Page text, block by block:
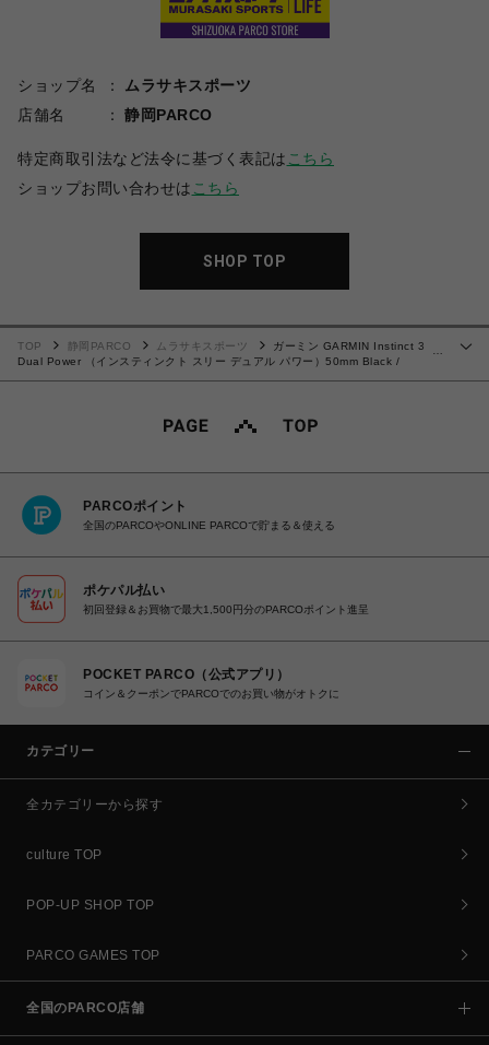
ショップ名
ムラサキスポーツ
店舗名
静岡PARCO
特定商取引法など法令に基づく表記は こちら
ショップお問い合わせは こちら
SHOP TOP
TOP 静岡PARCO ムラサキスポーツ
ガーミン GARMIN Instinct 3
Dual Power （インスティンクト スリー デュアル パワー）50mm Black /
PARCOポイント
全国のPARCOやONLINE PARCOで貯まる＆使える
ポケパル払い
初回登録＆お買物で最大1,500円分のPARCOポイント進呈
POCKET PARCO（公式アプリ）
コイン＆クーポンでPARCOでのお買い物がオトクに
カテゴリー
全カテゴリーから探す
culture TOP
POP-UP SHOP TOP
PARCO GAMES TOP
全国のPARCO店舗